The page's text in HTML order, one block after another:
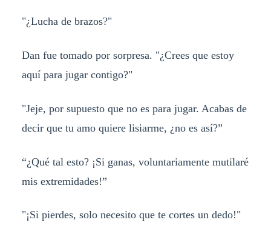
"¿Lucha de brazos?"
Dan fue tomado por sorpresa. "¿Crees que estoy
aquí para jugar contigo?"
"Jeje, por supuesto que no es para jugar. Acabas de
decir que tu amo quiere lisiarme, ¿no es así?”
“¿Qué tal esto? ¡Si ganas, voluntariamente mutilaré
mis extremidades!”
"¡Si pierdes, solo necesito que te cortes un dedo!"